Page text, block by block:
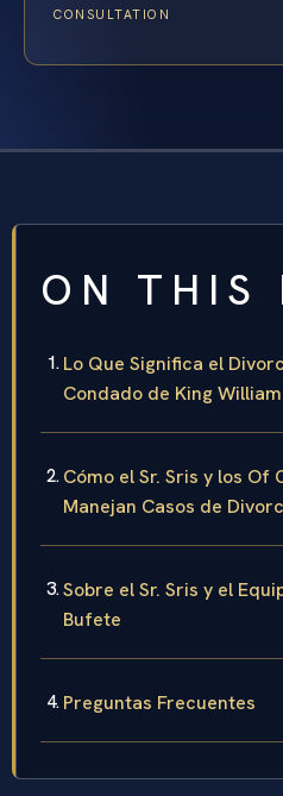
CONSULTATION
ON THIS
Lo Que Significa el
Condado de King William
Cómo el Sr. Sris y los Of
Manejan Casos de
Sobre el Sr. Sris y el
Bufete
Preguntas Frecuentes